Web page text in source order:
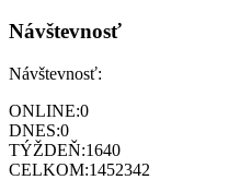
Návštevnosť
Návštevnosť:
ONLINE:0
DNES:0
TÝŽDEŇ:1640
CELKOM:1452342